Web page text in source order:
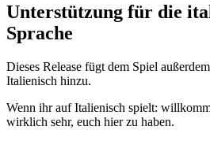
Unterstützung für die
Sprache
Dieses Release fügt dem Spiel
Italienisch hinzu.
Wenn ihr auf Italienisch spielt:
wirklich sehr, euch hier zu haben.